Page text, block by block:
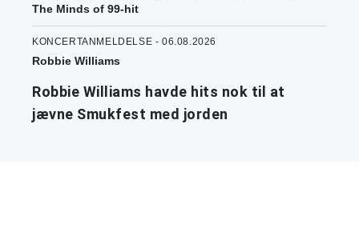
The Minds of 99-hit
KONCERTANMELDELSE - 06.08.2026
Robbie Williams
Robbie Williams havde hits nok til at
jævne Smukfest med jorden